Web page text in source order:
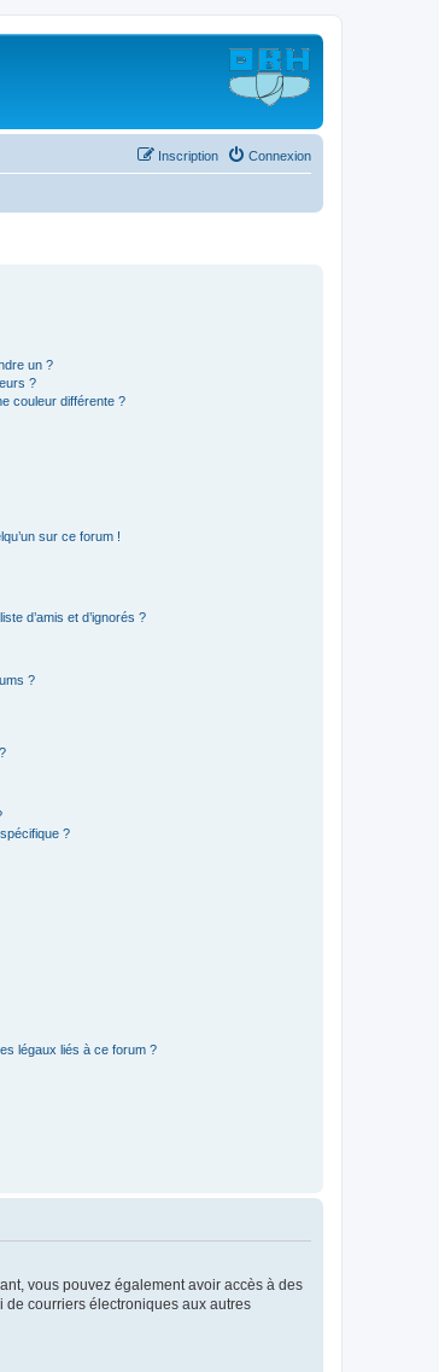
Connexion
Inscription
un ?
?
couleur différente ?
sur ce forum !
d’amis et d’ignorés ?
?
?
légaux liés à ce forum ?
vous pouvez également avoir accès à des
de courriers électroniques aux autres